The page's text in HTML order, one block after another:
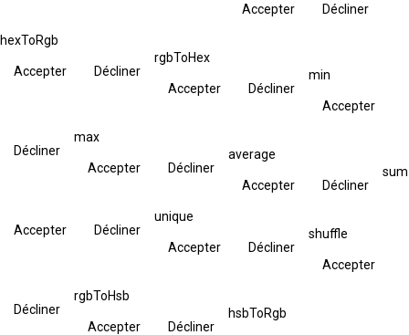
Accepter Décliner
hexToRgb
Accepter Décliner
rgbToHex
Accepter Décliner
min
Accepter
Décliner
max
Accepter Décliner
average
Accepter Décliner
sum
Accepter Décliner
unique
Accepter Décliner
shuffle
Accepter
Décliner
rgbToHsb
Accepter Décliner
hsbToRgb